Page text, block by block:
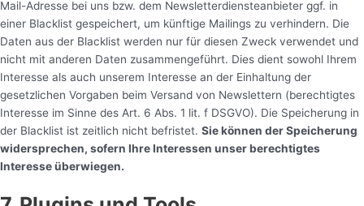
Mail-Adresse bei uns bzw. dem Newsletterdiensteanbieter ggf. in
einer Blacklist gespeichert, um künftige Mailings zu verhindern. Die
Daten aus der Blacklist werden nur für diesen Zweck verwendet und
nicht mit anderen Daten zusammengeführt. Dies dient sowohl Ihrem
Interesse als auch unserem Interesse an der Einhaltung der
gesetzlichen Vorgaben beim Versand von Newslettern (berechtigtes
Interesse im Sinne des Art. 6 Abs. 1 lit. f DSGVO). Die Speicherung in
der Blacklist ist zeitlich nicht befristet. Sie können der Speicherung
widersprechen, sofern Ihre Interessen unser berechtigtes
Interesse überwiegen.